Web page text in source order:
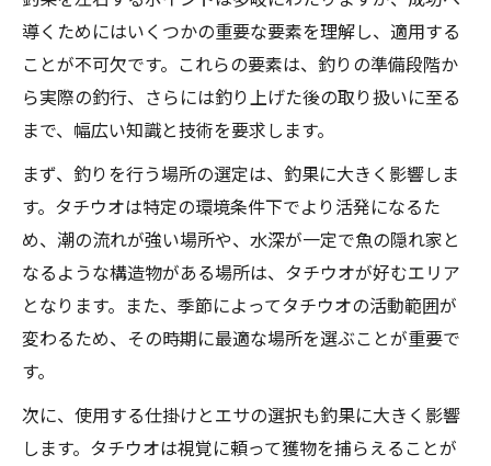
導くためにはいくつかの重要な要素を理解し、適用する
ことが不可欠です。これらの要素は、釣りの準備段階か
ら実際の釣行、さらには釣り上げた後の取り扱いに至る
まで、幅広い知識と技術を要求します。
まず、釣りを行う場所の選定は、釣果に大きく影響しま
す。タチウオは特定の環境条件下でより活発になるた
め、潮の流れが強い場所や、水深が一定で魚の隠れ家と
なるような構造物がある場所は、タチウオが好むエリア
となります。また、季節によってタチウオの活動範囲が
変わるため、その時期に最適な場所を選ぶことが重要で
す。
次に、使用する仕掛けとエサの選択も釣果に大きく影響
します。タチウオは視覚に頼って獲物を捕らえることが